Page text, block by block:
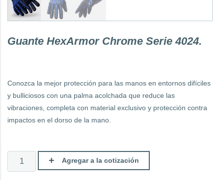
Guante HexArmor Chrome Serie 4024.
Conozca la mejor protección para las manos en entornos difíciles
y bulliciosos con una palma acolchada que reduce las
vibraciones, completa con material exclusivo y protección contra
impactos en el dorso de la mano.
Guante
HexArmor
Chrome
Agregar a la cotización